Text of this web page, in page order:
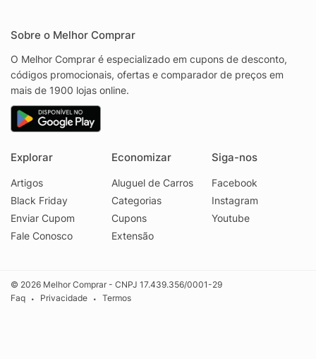
Sobre o Melhor Comprar
O Melhor Comprar é especializado em cupons de desconto,
códigos promocionais, ofertas e comparador de preços em
mais de 1900 lojas online.
Explorar
Artigos
Black Friday
Enviar Cupom
Fale Conosco
Economizar
Aluguel de Carros
Categorias
Cupons
Extensão
Siga-nos
Facebook
Instagram
Youtube
© 2026 Melhor Comprar - CNPJ 17.439.356/0001-29
Faq
• Privacidade • Termos